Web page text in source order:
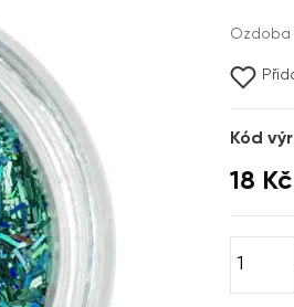
Ozdoba
Kód
18 Kč